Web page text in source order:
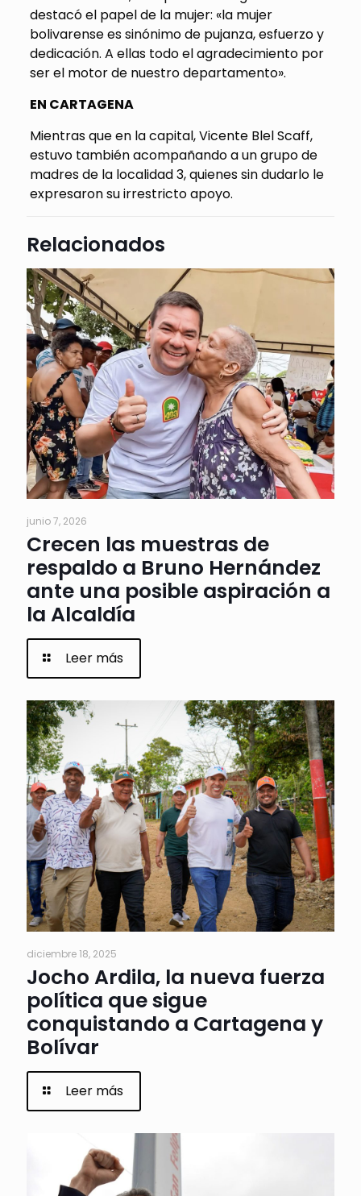
destacó el papel de la mujer: «la mujer
bolivarense es sinónimo de pujanza, esfuerzo y
dedicación. A ellas todo el agradecimiento por
ser el motor de nuestro departamento».
EN CARTAGENA
Mientras que en la capital, Vicente Blel Scaff,
estuvo también acompañando a un grupo de
madres de la localidad 3, quienes sin dudarlo le
expresaron su irrestricto apoyo.
Relacionados
junio 7, 2026
Crecen las muestras de
respaldo a Bruno Hernández
ante una posible aspiración a
la Alcaldía
Leer más
diciembre 18, 2025
Jocho Ardila, la nueva fuerza
política que sigue
conquistando a Cartagena y
Bolívar
Leer más